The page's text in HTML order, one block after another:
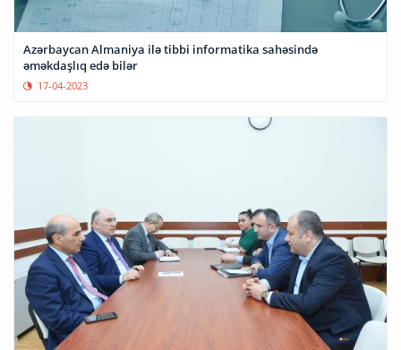
Azərbaycan Almaniya ilə tibbi informatika sahəsində
əməkdaşlıq edə bilər
17-04-2023